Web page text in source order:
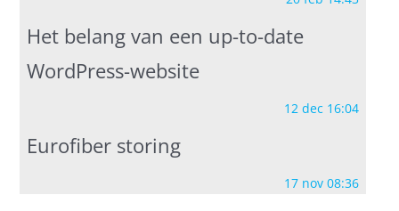
Het belang van een up-to-date
WordPress-website
12 dec 16:04
Eurofiber storing
17 nov 08:36